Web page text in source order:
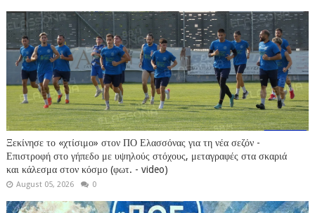
Ξεκίνησε το «χτίσιμο» στον ΠΟ Ελασσόνας για τη νέα σεζόν -
Επιστροφή στο γήπεδο με υψηλούς στόχους, μεταγραφές στα σκαριά
και κάλεσμα στον κόσμο (φωτ. - video)
August 05, 2026 0